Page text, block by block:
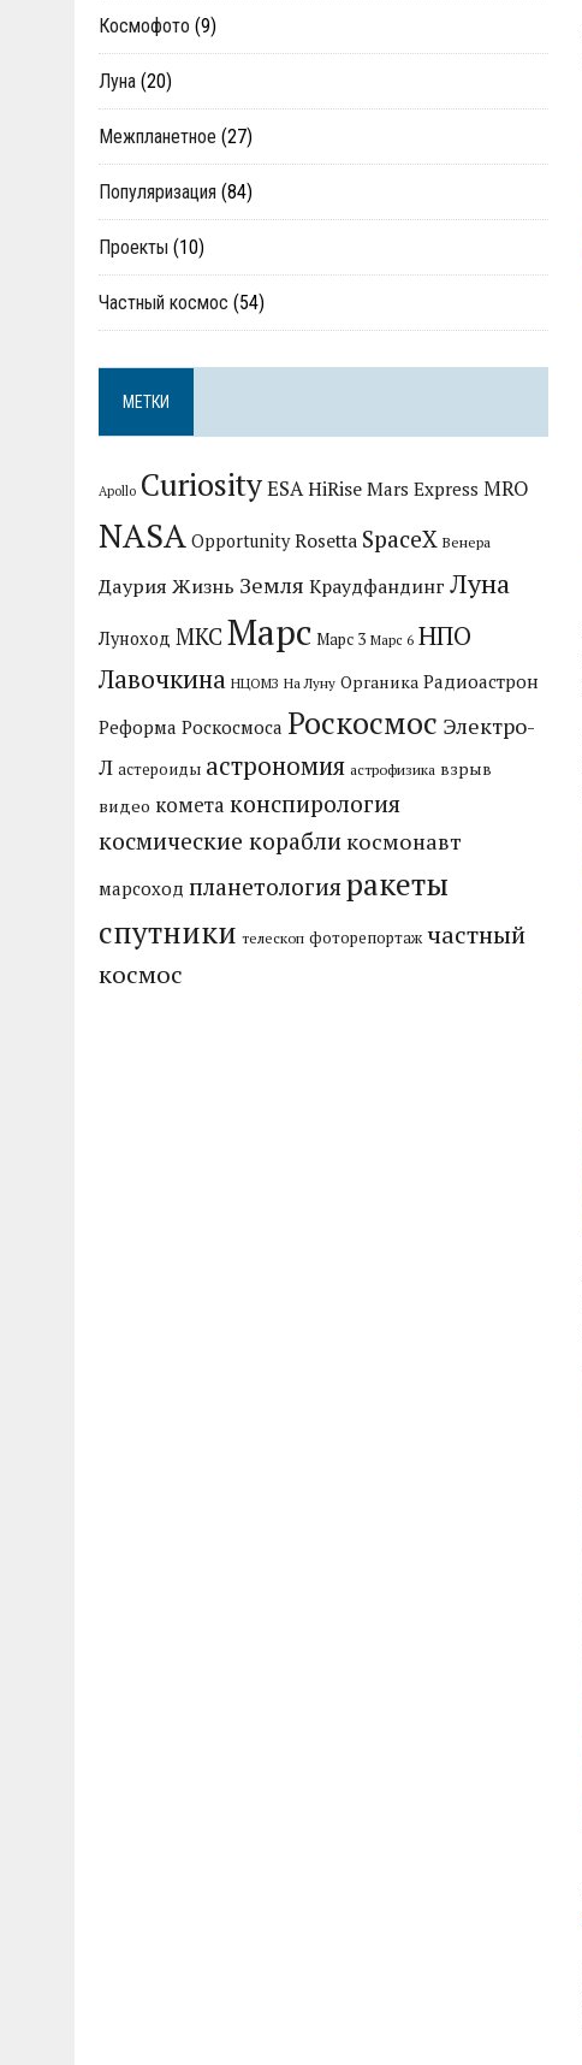
Космофото (9)
Луна (20)
Межпланетное (27)
Популяризация (84)
Проекты (10)
Частный космос (54)
МЕТКИ
Apollo CuriosityESAHiRise Mars Express MRO
NASA Opportunity Rosetta SpaceX Венера
Даурия Жизнь Земля Краудфандинг Луна
Луноход МКС Марс Марс 3 Марс 6 НПО
Лавочкина НЦОМЗ На Луну Органика Радиоастрон
Реформа Роскосмоса Роскосмос Электро-
Л астероиды астрономия астрофизика взрыв
видео комета конспирология
космические корабликосмонавт
марсоход планетологияракеты
спутники телескоп фоторепортаж частный
космос